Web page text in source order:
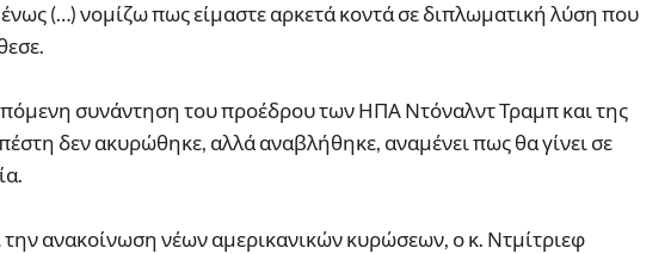
(…) νομίζω πως είμαστε αρκετά κοντά σε διπλωματική λύση που
συνάντηση του προέδρου των ΗΠΑ Ντόναλντ Τραμπ και της
δεν ακυρώθηκε, αλλά αναβλήθηκε, αναμένει πως θα γίνει σε
την ανακοίνωση νέων αμερικανικών κυρώσεων, ο κ. Ντμίτριεφ